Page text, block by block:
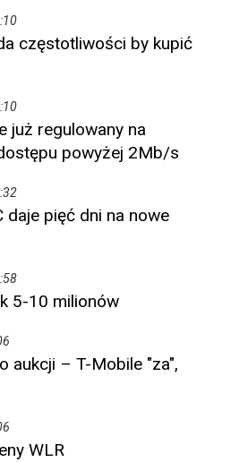
częstotliwości by kupić
już regulowany na
powyżej 2Mb/s
daje pięć dni na nowe
5-10 milionów
aukcji – T-Mobile "za",
WLR